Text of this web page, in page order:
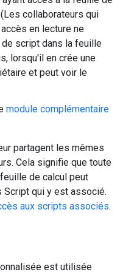
collaborateurs qui
en lecture ne
script dans la feuille
lorsqu'il en crée une
et peut voir le
module complémentaire
partagent les mêmes
Cela signifie que toute
de calcul peut
qui y est associé.
aux scripts associés.
est utilisée